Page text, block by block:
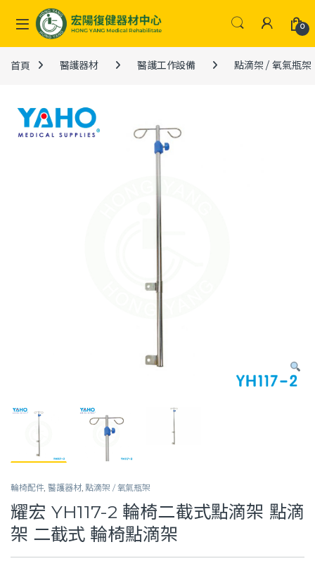
Skip to navigation
Skip to content
0
首頁 醫護器材 醫護工作設備 點滴架 / 氧氣瓶架
輪椅配件,醫護器材,點滴架 / 氧氣瓶架
耀宏 YH117-2 輪椅二截式點滴架 點滴
架 二截式 輪椅點滴架